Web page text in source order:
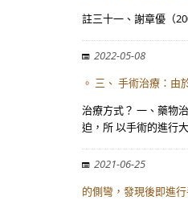
註三十一、謝章優（
2022-05-08
。 三、 手術治療：由
治療方式？ 一、藥物
迫，所 以手術的進行
2021-06-25
的側彎，發現後即進